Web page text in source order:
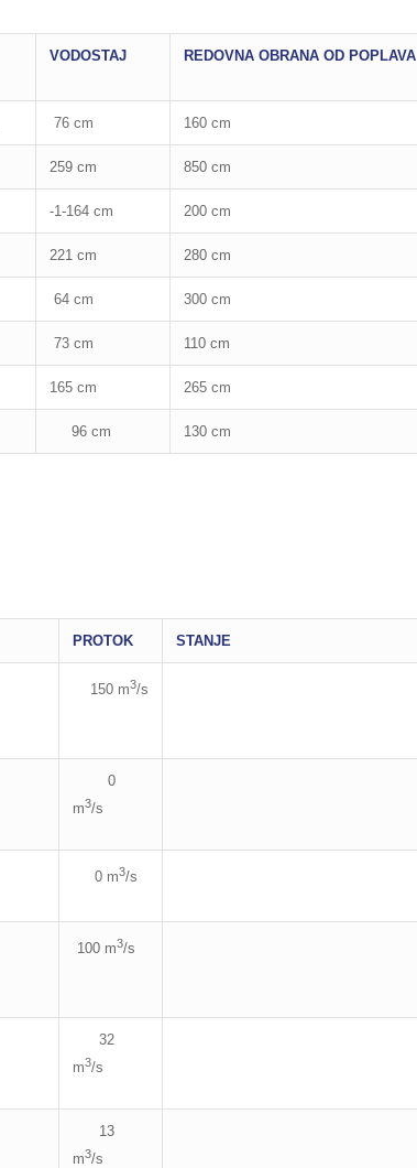
VODOSTAJ REDOVNA OBRANA OD POPLAVA
76 cm 160 cm
259 cm 850 cm
-1-164 cm 200 cm
221 cm 280 cm
64 cm 300 cm
73 cm 110 cm
165 cm 265 cm
96 cm 130 cm
PROTOK STANJE
150 m3/s
0
m3/s
0 m3/s
100 m3/s
32
m3/s
13
m3/s